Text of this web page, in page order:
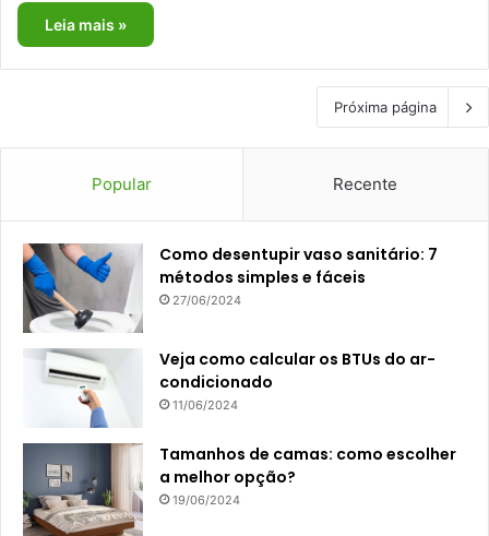
Leia mais »
Próxima página
Popular Recente
Como desentupir vaso sanitário: 7
métodos simples e fáceis
27/06/2024
Veja como calcular os BTUs do ar-
condicionado
11/06/2024
Tamanhos de camas: como escolher
a melhor opção?
19/06/2024